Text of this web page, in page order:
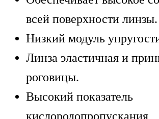
всей поверхности линзы.
Низкий модуль
Линза эластичная и
роговицы.
Высокий показатель
кислородопропускания